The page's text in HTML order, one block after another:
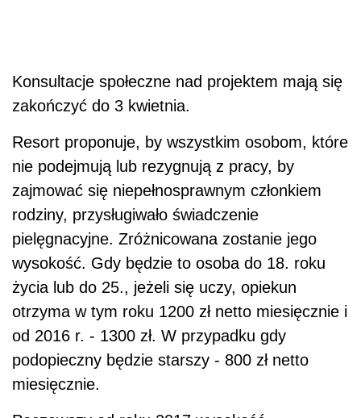
Konsultacje społeczne nad projektem mają się
zakończyć do 3 kwietnia.
Resort proponuje, by wszystkim osobom, które
nie podejmują lub rezygnują z pracy, by
zajmować się niepełnosprawnym członkiem
rodziny, przysługiwało świadczenie
pielęgnacyjne. Zróżnicowana zostanie jego
wysokość. Gdy będzie to osoba do 18. roku
życia lub do 25., jeżeli się uczy, opiekun
otrzyma w tym roku 1200 zł netto miesięcznie i
od 2016 r. - 1300 zł. W przypadku gdy
podopieczny będzie starszy - 800 zł netto
miesięcznie.